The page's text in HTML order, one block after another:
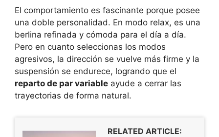
El comportamiento es fascinante porque posee
una doble personalidad. En modo relax, es una
berlina refinada y cómoda para el día a día.
Pero en cuanto seleccionas los modos
agresivos, la dirección se vuelve más firme y la
suspensión se endurece, logrando que el
reparto de par variable ayude a cerrar las
trayectorias de forma natural.
RELATED ARTICLE: